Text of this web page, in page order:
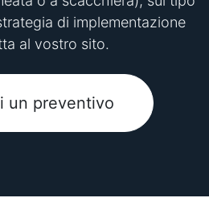
di implementazione
al vostro sito.
un preventivo